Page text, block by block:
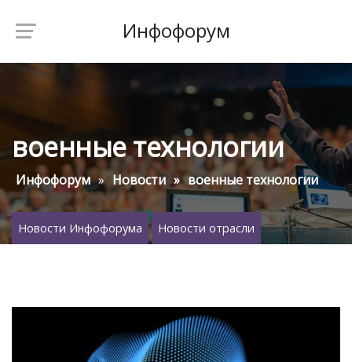
Инфофорум
военные технологии
Инфофорум Новости военные технологии
Новости Инфофорума Новости отрасли